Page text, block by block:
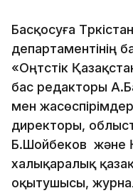
Басқосуға
департаментінің
«Оңтүстік
бас редакторы
мен
директоры,
Б.Шойбеков және
халықаралық
оқытушысы,